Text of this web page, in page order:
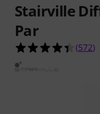
Stairville
Par
4.4
(572)